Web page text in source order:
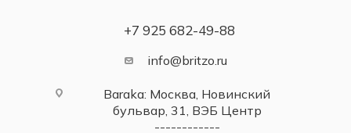
+7 925 682-49-88
info@britzo.ru
Baraka: Москва, Новинский
бульвар, 31, ВЭБ Центр
------------